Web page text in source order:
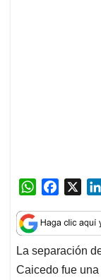
W
a
t
s
A
c
e
b
o
La separación
Caicedo fue